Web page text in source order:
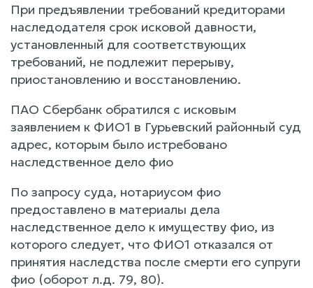
При предъявлении требований кредиторами
наследодателя срок исковой давности,
установленный для соответствующих
требований, не подлежит перерыву,
приостановлению и восстановлению.
ПАО Сбербанк обратился с исковым
заявлением к ФИО1 в Гурьевский районный суд
адрес, которым было истребовано
наследственное дело фио
По запросу суда, нотариусом фио
предоставлено в материалы дела
наследственное дело к имуществу фио, из
которого следует, что ФИО1 отказался от
принятия наследства после смерти его супруги
фио (оборот л.д. 79, 80).